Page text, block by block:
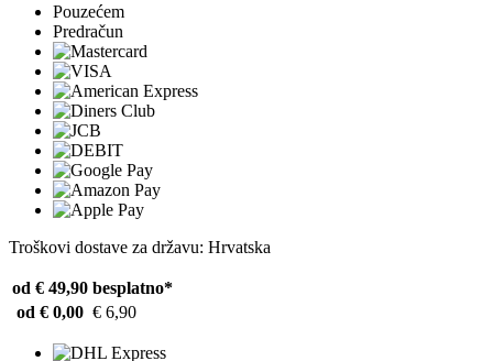
Pouzećem
Predračun
Troškovi dostave za državu: Hrvatska
od € 49,90 besplatno*
od € 0,00 € 6,90